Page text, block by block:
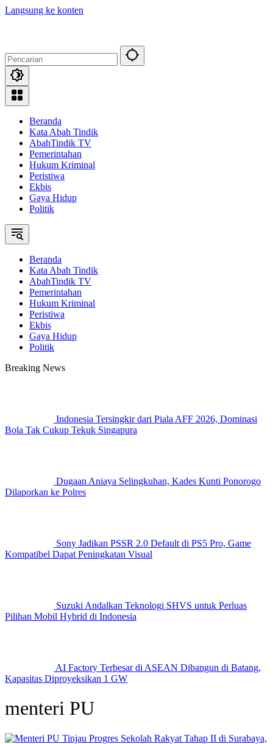
Langsung ke konten
Beranda
Kata Abah Tindik
AbahTindik TV
Pemerintahan
Hukum Kriminal
Peristiwa
Ekbis
Gaya Hidup
Politik
Beranda
Kata Abah Tindik
AbahTindik TV
Pemerintahan
Hukum Kriminal
Peristiwa
Ekbis
Gaya Hidup
Politik
Breaking News
Indonesia Tersingkir dari Piala AFF 2026, Dominasi
Bola Tak Cukup Tekuk Singapura
Dugaan Aniaya Selingkuhan, Kades Kunti Ponorogo
Dilaporkan ke Polres
Sony Jadikan PSSR 2.0 Default di PS5 Pro, Game
Kompatibel Dapat Peningkatan Visual
Suzuki Andalkan Teknologi SHVS untuk Perluas
Pilihan Mobil Hybrid di Indonesia
AI Factory Terbesar di ASEAN Dibangun di Batang,
Kapasitas Diproyeksikan 1 GW
menteri PU